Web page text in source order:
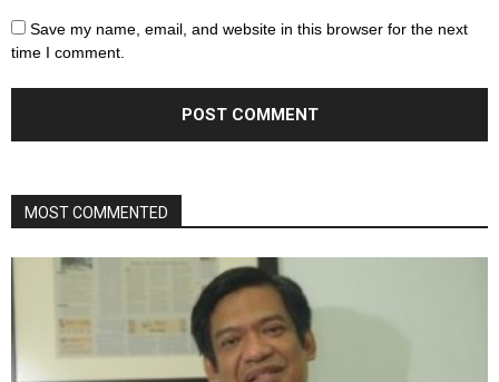
Save my name, email, and website in this browser for the next
time I comment.
MOST COMMENTED